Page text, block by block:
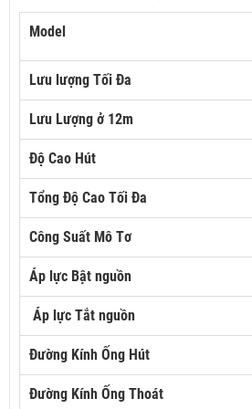
Model
Lưu lượng Tối Đa
Lưu Lượng ở 12m
Độ Cao Hút
Tổng Độ Cao Tối Đa
Công Suất Mô Tơ
Áp lực Bật nguồn
Áp lực Tắt nguồn
Đường Kính Ống Hút
Đường Kính Ống Thoát